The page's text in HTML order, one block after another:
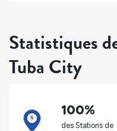
Statistiques
Tuba City
100%
des Stations de